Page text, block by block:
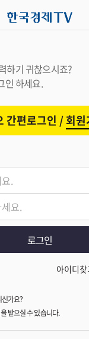
하기 귀찮으시죠?
인 하세요.
간편로그인 /회원
로그인
아이디찾
가요?
받으실 수 있습니다.